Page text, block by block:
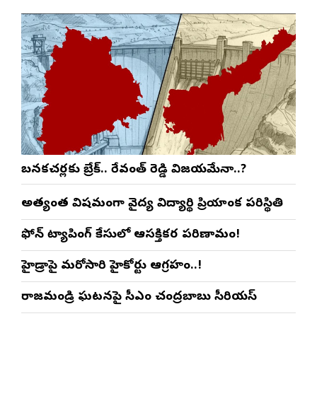
బనకచర్లకు బ్రేక్.. రేవంత్ రెడ్డి విజయమేనా..?
అత్యంత విషమంగా వైద్య విద్యార్థిని ప్రియాంక పరిస్థితి
ఫోన్ ట్యాపింగ్ కేసులో ఆసక్తికర పరిణామం!
హైడ్రాపై మరోసారి హైకోర్టు ఆగ్రహం..!
రాజమండ్రి ఘటనపై సీఎం చంద్రబాబు సీరియస్